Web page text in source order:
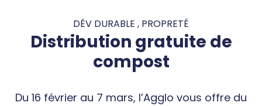
DÉV DURABLE , PROPRETÉ
Distribution gratuite de
compost
Du 16 février au 7 mars, l’Agglo vous offre du